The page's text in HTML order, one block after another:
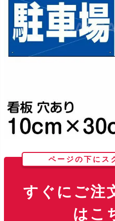
ページの下にス
すぐにご注
はこ